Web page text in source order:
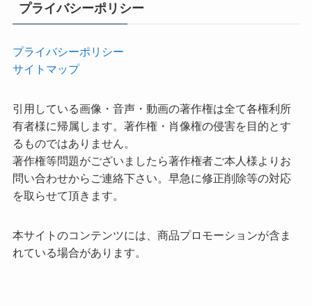
プライバシーポリシー
プライバシーポリシー
サイトマップ
引用している画像・音声・動画の著作権は全て各権利所
有者様に帰属します。著作権・肖像権の侵害を目的とす
るものではありません。
著作権等問題がございましたら著作権者ご本人様よりお
問い合わせからご連絡下さい。早急に修正削除等の対応
を取らせて頂きます。
本サイトのコンテンツには、商品プロモーションが含ま
れている場合があります。